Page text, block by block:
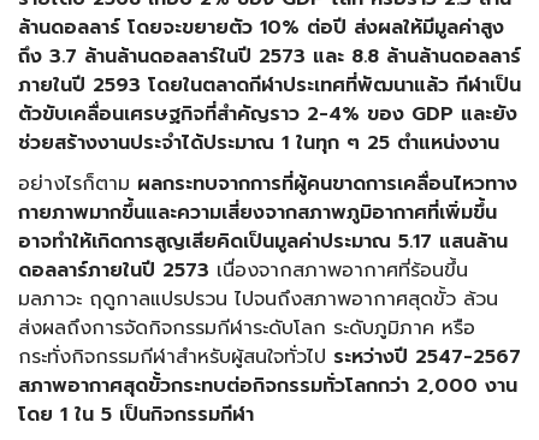
ล้านดอลลาร์ โดยจะขยายตัว 10% ต่อปี ส่งผลให้มีมูลค่าสูง
ถึง 3.7 ล้านล้านดอลลาร์ในปี 2573 และ 8.8 ล้านล้านดอลลาร์
ภายในปี 2593 โดยในตลาดกีฬาประเทศที่พัฒนาแล้ว กีฬาเป็น
ตัวขับเคลื่อนเศรษฐกิจที่สำคัญราว 2-4% ของ GDP และยัง
ช่วยสร้างงานประจำได้ประมาณ 1 ในทุก ๆ 25 ตำแหน่งงาน
อย่างไรก็ตาม ผลกระทบจากการที่ผู้คนขาดการเคลื่อนไหวทาง
กายภาพมากขึ้นและความเสี่ยงจากสภาพภูมิอากาศที่เพิ่มขึ้น
อาจทำให้เกิดการสูญเสียคิดเป็นมูลค่าประมาณ 5.17 แสนล้าน
ดอลลาร์ภายในปี 2573 เนื่องจากสภาพอากาศที่ร้อนขึ้น
มลภาวะ ฤดูกาลแปรปรวน ไปจนถึงสภาพอากาศสุดขั้ว ล้วน
ส่งผลถึงการจัดกิจกรรมกีฬาระดับโลก ระดับภูมิภาค หรือ
กระทั่งกิจกรรมกีฬาสำหรับผู้สนใจทั่วไป ระหว่างปี 2547-2567
สภาพอากาศสุดขั้วกระทบต่อกิจกรรมทั่วโลกกว่า 2,000 งาน
โดย 1 ใน 5 เป็นกิจกรรมกีฬา